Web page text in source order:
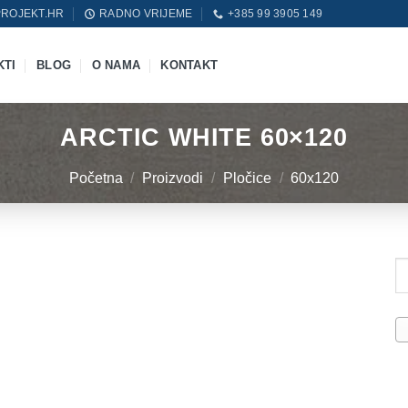
RADNO VRIJEME +385 99 3905 149
BLOG O NAMA KONTAKT
ARCTIC WHITE 60×120
Početna / Proizvodi / Pločice / 60x120